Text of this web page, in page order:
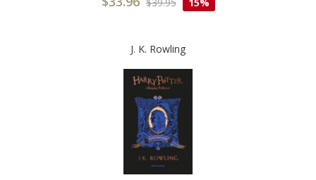
J. K. Rowling